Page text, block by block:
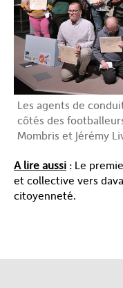
Les agents de
côtés des
Mombris et Jérémy
A lire aussi : Le
et collective vers
citoyenneté.